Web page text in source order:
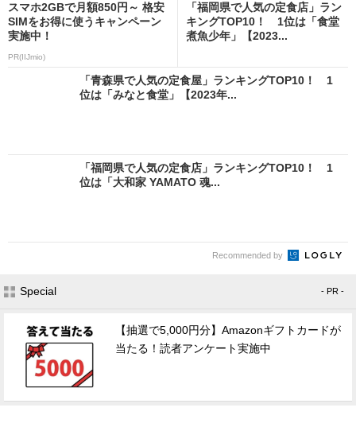
スマホ2GBで月額850円～ 格安
SIMをお得に使うキャンペーン
実施中！
PR(IIJmio)
「福岡県で人気の定食店」ラン
キングTOP10！ 1位は「食堂
煮魚少年」【2023...
「青森県で人気の定食屋」ランキングTOP10！ 1
位は「みなと食堂」【2023年...
「福岡県で人気の定食店」ランキングTOP10！ 1
位は「大和家 YAMATO 魂...
Recommended by
Special - PR -
【抽選で5,000円分】Amazonギフトカードが
当たる！読者アンケート実施中